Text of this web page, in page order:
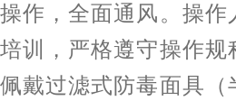
作，全面通风。操作
训，严格遵守操作规
戴过滤式防毒面具（